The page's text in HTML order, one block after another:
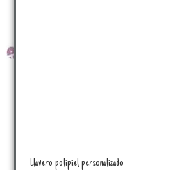
Llavero polipiel personalizado